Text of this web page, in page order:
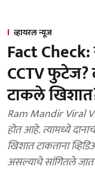
व्हायरल न्यूज
Fact Check:
CCTV फुटेज?
टाकले
Ram Mandir Viral
होत आहे. त्यामध्ये
खिशात टाकताना
असल्याचे सांगितले